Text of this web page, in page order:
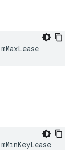
mMaxLease
mMinKeyLease